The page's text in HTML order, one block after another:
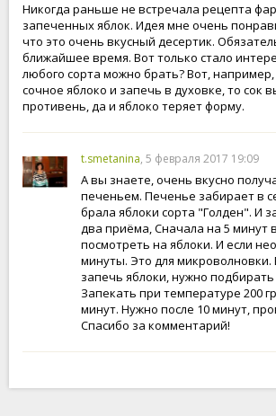
Никогда раньше не встречала рецепта
запеченных яблок. Идея мне очень
что это очень вкусный десертик.
ближайшее время. Вот только стало
любого сорта можно брать? Вот,
сочное яблоко и запечь в духовке, то сок
противень, да и яблоко теряет форму.
t.smetanina, 5 февраля 2017 19:09
А вы знаете, очень вкусно
печеньем. Печенье забирает в
брала яблоки сорта "Голден". И
два приёма, Сначала на 5 минут
посмотреть на яблоки. И если
минуты. Это для микроволновки.
запечь яблоки, нужно
Запекать при температуре 200
минут. Нужно после 10 минут,
Спасибо за комментарий!